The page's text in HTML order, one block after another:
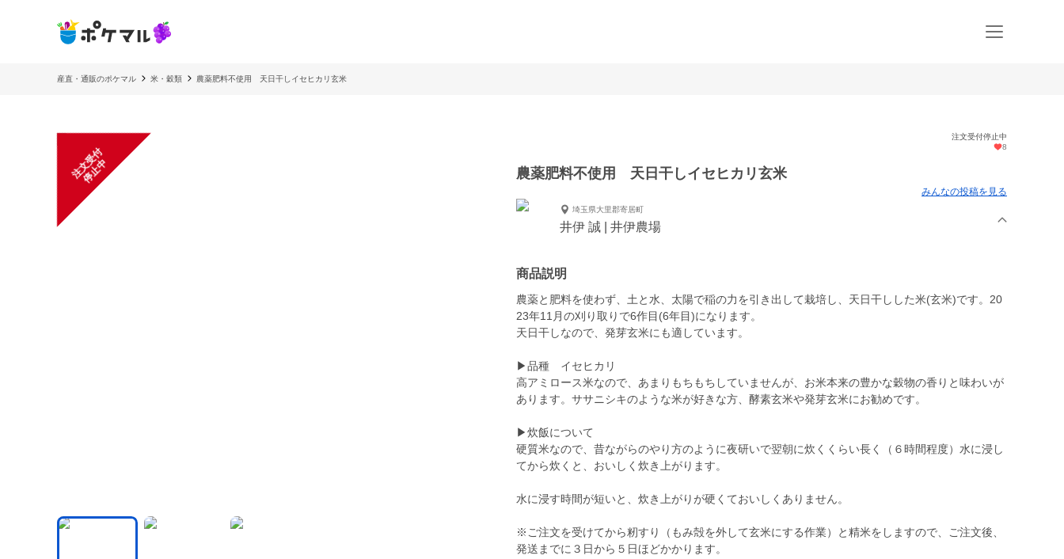
産直・通販のポケマル 米・穀類 農薬肥料不使用 天日干しイセヒカリ玄米
注
文
受
付
停
止
中
注文受付停止中
8
農薬肥料不使用 天日干しイセヒカリ玄米
みんなの投稿を見る
埼玉県大里郡寄居町
井伊 誠 | 井伊農場
商品説明
農薬と肥料を使わず、土と水、太陽で稲の力を引き出して栽培し、天日干しした米(玄米)です。20
23年11月の刈り取りで6作目(6年目)になります。
天日干しなので、発芽玄米にも適しています。
▶品種 イセヒカリ
高アミロース米なので、あまりもちもちしていませんが、お米本来の豊かな穀物の香りと味わいが
あります。ササニシキのような米が好きな方、酵素玄米や発芽玄米にお勧めです。
▶炊飯について
硬質米なので、昔ながらのやり方のように夜研いで翌朝に炊くくらい長く（６時間程度）水に浸し
てから炊くと、おいしく炊き上がります。
水に浸す時間が短いと、炊き上がりが硬くておいしくありません。
※ご注文を受けてから籾すり（もみ殻を外して玄米にする作業）と精米をしますので、ご注文後、
発送までに３日から５日ほどかかります。